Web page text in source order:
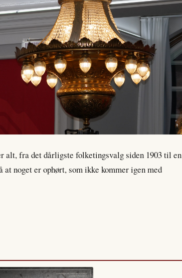
alt, fra det dårligste folketingsvalg siden 1903 til en
noget er ophørt, som ikke kommer igen med